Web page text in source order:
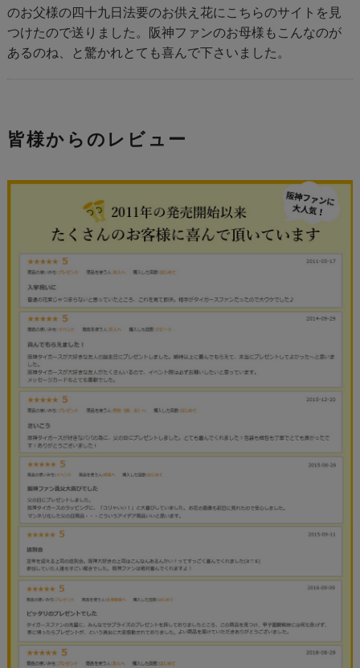
のお父様の四十九日法要のお供え花にこちらのサイトを見
つけたので送りました。阪神ファンのお母様もこんなのが
あるのね、と驚かれとても喜んで下さいました。
皆様からのレビュー